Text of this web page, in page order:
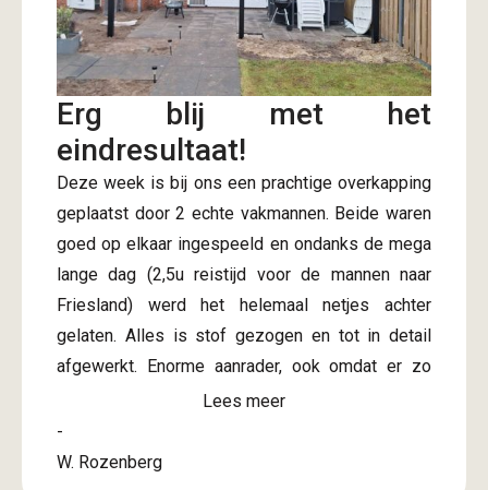
Erg blij met het
eindresultaat!
Deze week is bij ons een prachtige overkapping
geplaatst door 2 echte vakmannen. Beide waren
goed op elkaar ingespeeld en ondanks de mega
lange dag (2,5u reistijd voor de mannen naar
Friesland) werd het helemaal netjes achter
gelaten. Alles is stof gezogen en tot in detail
afgewerkt. Enorme aanrader, ook omdat er zo
snel na bevestiging offerte al een afspraak
gepland kon worden. Onze complimenten! Nu
kunnen we de rest van de tuin aanpakken de
Lees meer
-
W. Rozenberg